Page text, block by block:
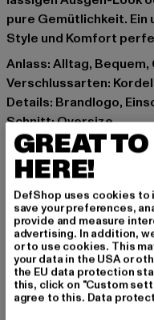
pure Gemütlichkeit.
Style und Komfort
Anlass: Alltag,
Verschlussarten:
Details: Brandlogo,
Schnitt: Oversize
Marke: Hummel
Kat.: Track Pants
Farbe: grün
Hersteller Farbe: teal
Art.Nr: HUW126-010-
Hersteller: HUMMEL
info@newlinehalo.com
GREAT
HERE!
DefShop uses cookies to
save your preferences,
provide and measure
advertising. In addition,
or to use cookies. This
your data in the USA or
the EU data protection
this, click on "Custom
agree to this. Data